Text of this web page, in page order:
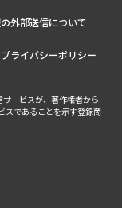
外部送信について
プライバシーポリシー
ービスが、著作権者から
スであることを示す登録商